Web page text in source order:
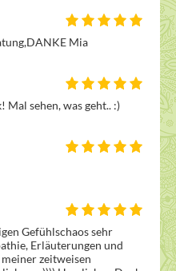
Mia
sehen, was geht.. :)
Gefühlschaos sehr
Erläuterungen und
zeitweisen